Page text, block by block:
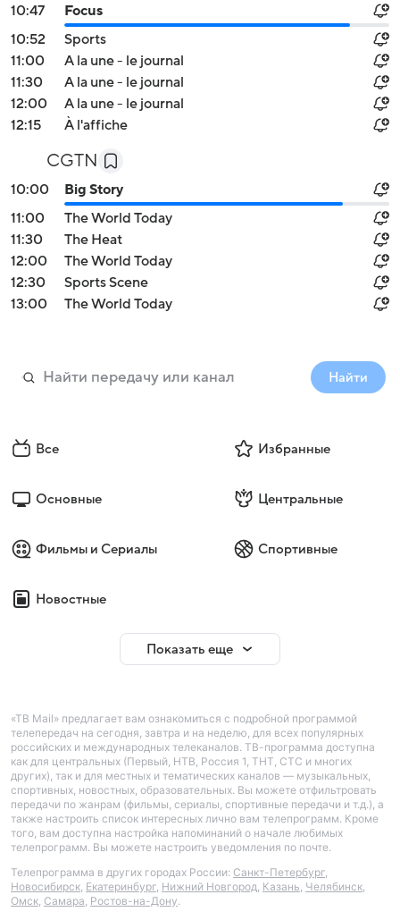
10:47
Focus
10:52
Sports
11:00
A la une - le journal
11:30
A la une - le journal
12:00
A la une - le journal
12:15
À l'affiche
CGTN
10:00
Big Story
11:00
The World Today
11:30
The Heat
12:00
The World Today
12:30
Sports Scene
13:00
The World Today
Найти
Все Избранные
Основные Центральные
Фильмы и Сериалы Спортивные
Новостные
Показать еще
«ТВ Mail» предлагает вам ознакомиться с подробной программой
телепередач на сегодня, завтра и на неделю, для всех популярных
российских и международных телеканалов. ТВ-программа доступна
как для центральных (Первый, НТВ, Россия 1, ТНТ, СТС и многих
других), так и для местных и тематических каналов — музыкальных,
спортивных, новостных, образовательных. Вы можете отфильтровать
передачи по жанрам (фильмы, сериалы, спортивные передачи и т.д.), а
также настроить список интересных лично вам телепрограмм. Кроме
того, вам доступна настройка напоминаний о начале любимых
телепрограмм. Вы можете настроить уведомления по почте.
Телепрограмма в других городах России: Санкт-Петербург,
Новосибирск, Екатеринбург, Нижний Новгород, Казань, Челябинск,
Омск, Самара, Ростов-на-Дону.